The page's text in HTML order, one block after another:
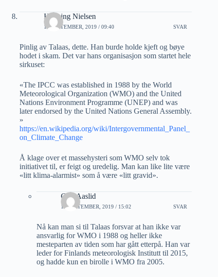
Henning Nielsen
11 SEPTEMBER, 2019 / 09:40 SVAR
Pinlig av Talaas, dette. Han burde holde kjeft og bøye
hodet i skam. Det var hans organisasjon som startet hele
sirkuset:
«The IPCC was established in 1988 by the World
Meteorological Organization (WMO) and the United
Nations Environment Programme (UNEP) and was
later endorsed by the United Nations General Assembly.
»
https://en.wikipedia.org/wiki/Intergovernmental_Panel_
on_Climate_Change
Å klage over et massehysteri som WMO selv tok
initiativet til, er feigt og uredelig. Man kan like lite være
«litt klima-alarmist» som å være «litt gravid».
Geir Aaslid
11 SEPTEMBER, 2019 / 15:02 SVAR
Nå kan man si til Talaas forsvar at han ikke var
ansvarlig for WMO i 1988 og heller ikke
mesteparten av tiden som har gått etterpå. Han var
leder for Finlands meteorologisk Institutt til 2015,
og hadde kun en birolle i WMO fra 2005.